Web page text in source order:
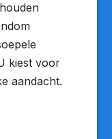
kiest voor
aandacht.